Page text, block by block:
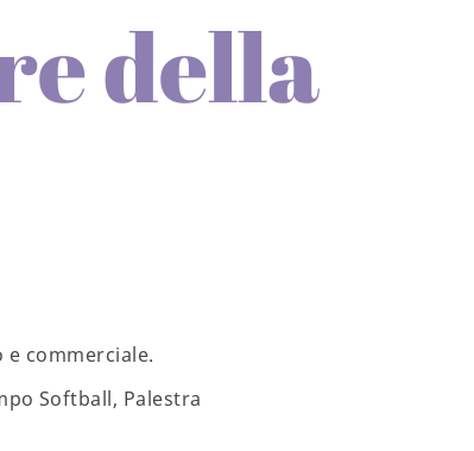
della
commerciale.
Softball, Palestra